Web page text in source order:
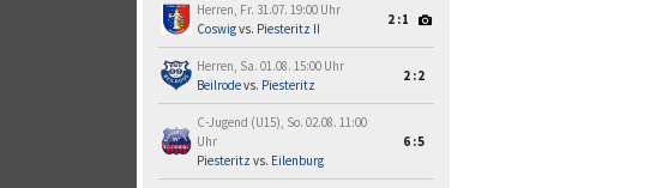
Herren, Fr. 31.07. 19:00 Uhr
Coswigvs. Piesteritz II
2:1
Herren, Sa. 01.08. 15:00 Uhr
Beilrodevs. Piesteritz
2:2
C-Jugend (U15), So. 02.08. 11:00
Uhr
Piesteritz vs. Eilenburg
6:5